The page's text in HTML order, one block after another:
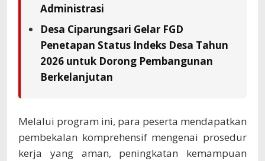
Administrasi
Desa Ciparungsari Gelar FGD
Penetapan Status Indeks Desa Tahun
2026 untuk Dorong Pembangunan
Berkelanjutan
Melalui program ini, para peserta mendapatkan
pembekalan komprehensif mengenai prosedur
kerja yang aman, peningkatan kemampuan